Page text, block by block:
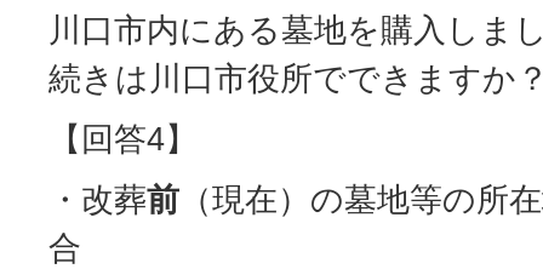
川口市内にある墓地を購入しま
続きは川口市役所でできますか
【回答4】
・改葬前 （現在）の墓地等の所
合